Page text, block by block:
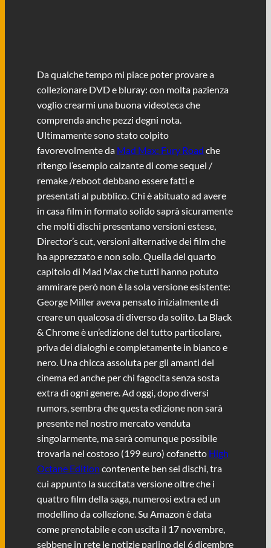
Da qualche tempo mi piace poter provare a
collezionare DVD e bluray: con molta pazienza
voglio crearmi una buona videoteca che
comprenda anche pezzi degni nota.
Ultimamente sono stato colpito
favorevolmente da Mad Max: Fury Road che
ritengo l’esempio calzante di come sequel /
remake /reboot debbano essere fatti e
presentati al pubblico. Chi è abituato ad avere
in casa film in formato solido saprà sicuramente
che molti dischi presentano versioni estese,
Director’s cut, versioni alternative dei film che
ha apprezzato e non solo. Quella del quarto
capitolo di Mad Max che tutti hanno potuto
ammirare però non è la sola versione esistente:
George Miller aveva pensato inizialmente di
creare un qualcosa di diverso da solito. La Black
& Chrome è un’edizione del tutto particolare,
priva dei dialoghi e completamente in bianco e
nero. Una chicca assoluta per gli amanti del
cinema ed anche per chi fagocita senza sosta
extra di ogni genere. Ad oggi, dopo diversi
rumors, sembra che questa edizione non sarà
presente nel nostro mercato venduta
singolarmente, ma sarà comunque possibile
trovarla nel costoso (199 euro) cofanetto High
Octane Edition contenente ben sei dischi, tra
cui appunto la succitata versione oltre che i
quattro film della saga, numerosi extra ed un
modellino da collezione. Su Amazon è data
come prenotabile e con uscita il 17 novembre,
sebbene in rete le notizie parlino del 6 dicembre